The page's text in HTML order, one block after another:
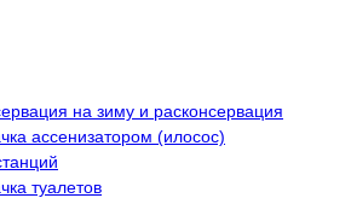
на зиму и расконсервация
ассенизатором (илосос)
туалетов